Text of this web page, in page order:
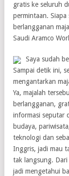
gratis ke seluruh
permintaan.
berlangganan
Saudi Aramco
Saya sudah
Sampai detik ini,
mengantarkan
Ya, majalah
berlangganan,
informasi seputar
budaya,
teknologi dan
Inggris, jadi mau
tak langsung.
jadi mengetahui